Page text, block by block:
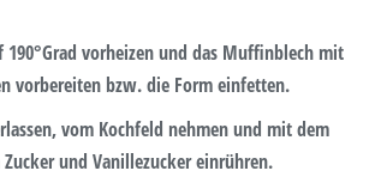
190°Grad vorheizen und das Muffinblech mit
vorbereiten bzw. die Form einfetten.
vom Kochfeld nehmen und mit dem
Zucker und Vanillezucker einrühren.